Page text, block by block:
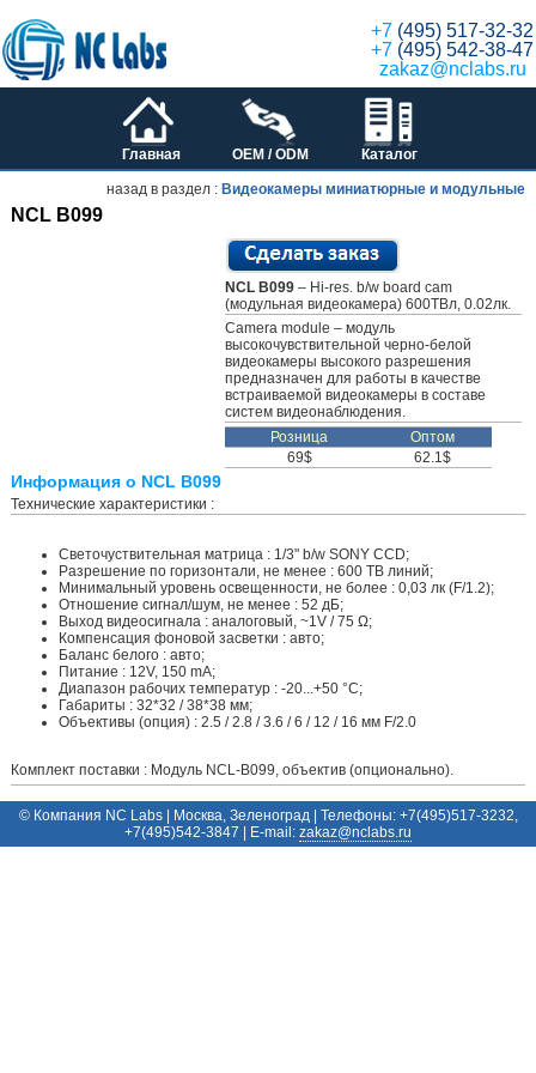
+7 (495) 517-32-32
+7 (495) 542-38-47
zakaz@nclabs.ru
Главная OEM / ODM Каталог
назад в раздел : Видеокамеры миниатюрные и модульные
NCL B099
NCL B099– Hi-res. b/w board cam
(модульная видеокамера) 600ТВл, 0.02лк.
Camera module – модуль
высокочувствительной черно-белой
видеокамеры высокого разрешения
предназначен для работы в качестве
встраиваемой видеокамеры в составе
систем видеонаблюдения.
Розница
Оптом
69$
62.1$
Информация о NCL B099
Технические характеристики :
Светочуствительная матрица : 1/3" b/w SONY CCD;
Разрешение по горизонтали, не менее : 600 ТВ линий;
Минимальный уровень освещенности, не более : 0,03 лк (F/1.2);
Отношение сигнал/шум, не менее : 52 дБ;
Выход видеосигнала : аналоговый, ~1V / 75 Ω;
Компенсация фоновой засветки : авто;
Баланс белого : авто;
Питание : 12V, 150 mA;
Диапазон рабочих температур : -20...+50 °C;
Габариты : 32*32 / 38*38 мм;
Объективы (опция) : 2.5 / 2.8 / 3.6 / 6 / 12 / 16 мм F/2.0
Комплект поставки : Модуль NCL-B099, объектив (опционально).
© Компания NC Labs | Москва, Зеленоград | Телефоны: +7(495)517-3232,
+7(495)542-3847 | E-mail: ur.sbalcn@zakaz